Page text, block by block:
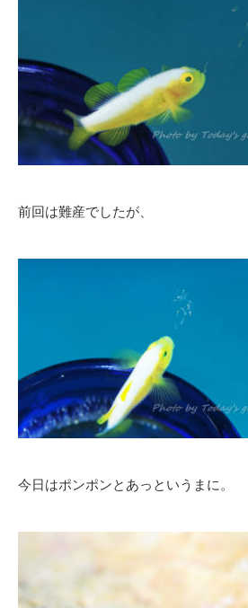
前回は難産でしたが、
今日はポンポンとあっというまに。